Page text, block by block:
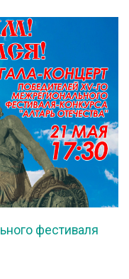
фестиваля